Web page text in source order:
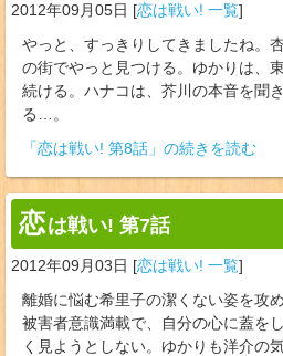
2012年09月05日 [恋は戦い! 一覧]
やっと、すっきりしてきましたね。
の街でやっと見つける。ゆかりは、
続ける。ハナコは、芥川の本音を聞
る…。
「恋は戦い! 第8話」の続きを読む
恋は戦い! 第7話
2012年09月03日 [恋は戦い! 一覧]
離婚に悩む希里子の潔くない姿を攻
被害者意識満載で、自分の心に蓋を
く見ようとしない。ゆかりも洋介の